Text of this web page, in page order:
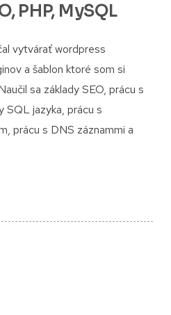
PHP, MySQL
vytvárať wordpress
a šablon ktoré som si
sa základy SEO, prácu s
SQL jazyka, prácu s
prácu s DNS záznammi a